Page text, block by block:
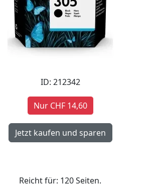
ID: 212342
Nur CHF 14,60
Reicht für: 120 Seiten.